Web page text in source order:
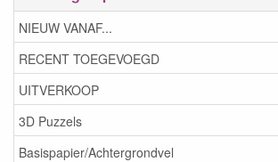
NIEUW VANAF...
RECENT TOEGEVOEGD
UITVERKOOP
3D Puzzels
Basispapier/Achtergrondvel